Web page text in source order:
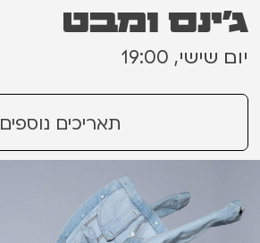
ג׳ינס ומבט
יום שישי, 19:00
תאריכים נוספים